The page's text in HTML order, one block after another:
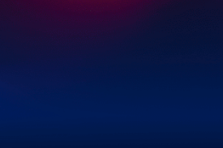
unsere
auch unsere Marke